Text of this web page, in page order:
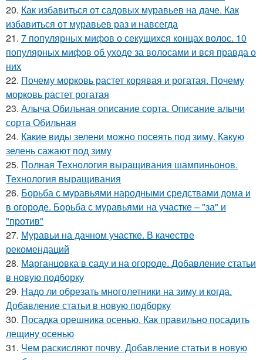
20. Как избавиться от садовых муравьев на даче. Как
избавиться от муравьев раз и навсегда
21. 7 популярных мифов о секущихся концах волос. 10
популярных мифов об уходе за волосами и вся правда о
них
22. Почему морковь растет корявая и рогатая. Почему
морковь растет рогатая
23. Алыча Обильная описание сорта. Описание алычи
сорта Обильная
24. Какие виды зелени можно посеять под зиму. Какую
зелень сажают под зиму
25. Полная Технология выращивания шампиньонов.
Технология выращивания
26. Борьба с муравьями народными средствами дома и
в огороде. Борьба с муравьями на участке – "за" и
"против"
27. Муравьи на дачном участке. В качестве
рекомендаций
28. Марганцовка в саду и на огороде. Добавление статьи
в новую подборку
29. Надо ли обрезать многолетники на зиму и когда.
Добавление статьи в новую подборку
30. Посадка орешника осенью. Как правильно посадить
лещину осенью
31. Чем раскисляют почву. Добавление статьи в новую